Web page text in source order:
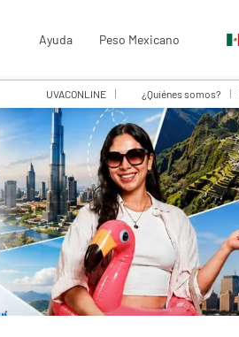
Ayuda Peso Mexicano
UVACONLINE ¿Quiénes somos?